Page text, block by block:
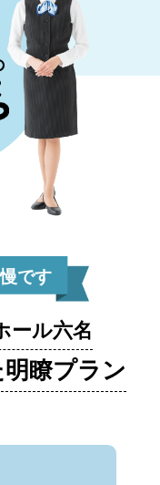
です
ール六名
瞭プラン